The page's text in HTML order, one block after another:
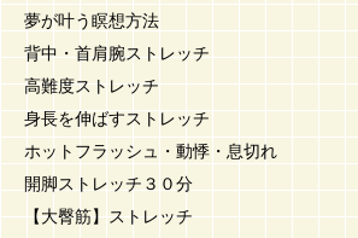
夢が叶う瞑想方法
背中・首肩腕ストレッチ
高難度ストレッチ
身長を伸ばすストレッチ
ホットフラッシュ・動悸・息切れ
開脚ストレッチ３０分
【大臀筋】ストレッチ